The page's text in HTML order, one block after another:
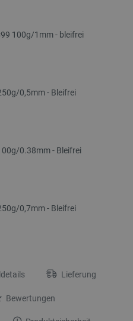
100g/1mm - bleifrei
0,5mm - Bleifrei
0.38mm - Bleifrei
0,7mm - Bleifrei
Lieferung
Bewertungen